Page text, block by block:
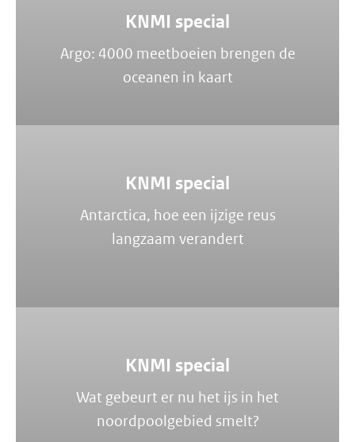
KNMI special
Argo: 4000 meetboeien brengen de
oceanen in kaart
KNMI special
Antarctica, hoe een ijzige reus
langzaam verandert
KNMI special
Wat gebeurt er nu het ijs in het
noordpoolgebied smelt?